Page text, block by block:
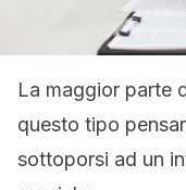
La maggior parte
questo tipo
sottoporsi ad un